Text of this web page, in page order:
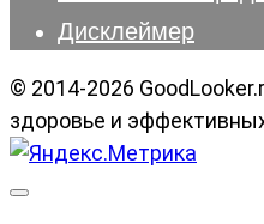
Дисклеймер
© 2014-2026
здоровье и